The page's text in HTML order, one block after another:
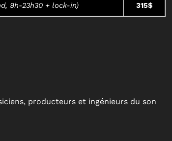
9h-23h30 + lock-in) 315$
producteurs et ingénieurs du son